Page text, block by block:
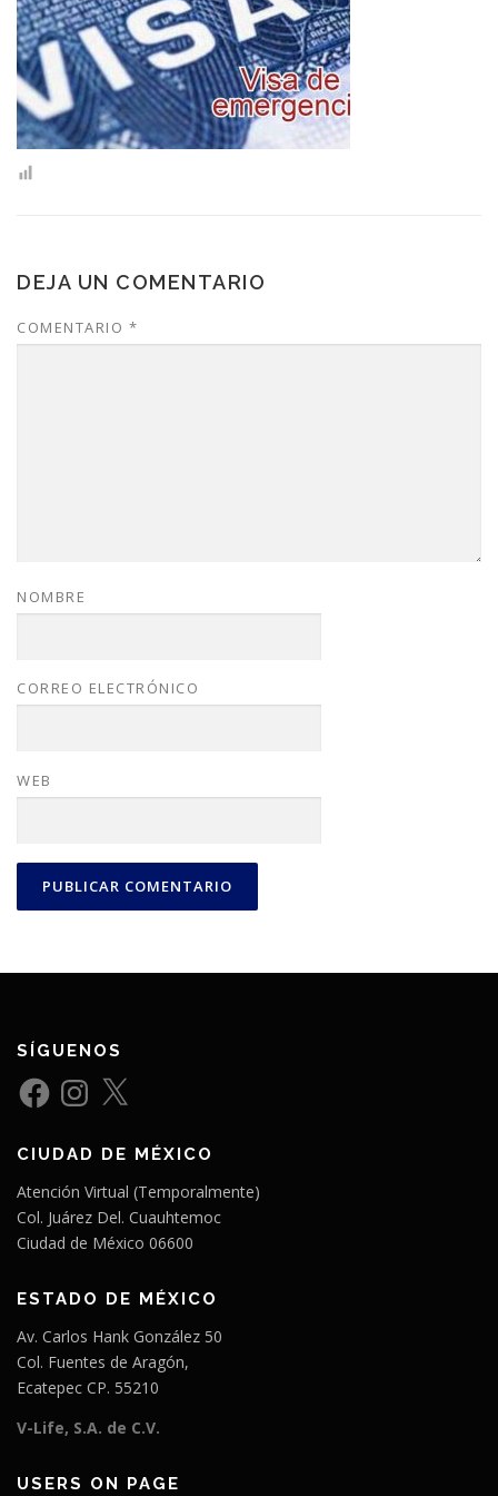
CONTACTO
DEJA UN COMENTARIO
COMENTARIO *
NOMBRE
CORREO ELECTRÓNICO
WEB
SÍGUENOS
F
a
b
o
k
n
a
g
a
m
X
CIUDAD DE MÉXICO
Atención Virtual (Temporalmente)
Col. Juárez Del. Cuauhtemoc
Ciudad de México 06600
ESTADO DE MÉXICO
Av. Carlos Hank González 50
Col. Fuentes de Aragón,
Ecatepec CP. 55210
V-Life, S.A. de C.V.
USERS ON PAGE